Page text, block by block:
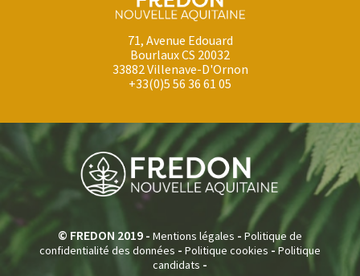
71, Avenue Edouard
Bourlaux CS 20032
33882 Villenave-D'Ornon
+33(0)5 56 36 61 05
© FREDON 2019 - Mentions légales - Politique de
confidentialité des données - Politique cookies -Politique
candidats -